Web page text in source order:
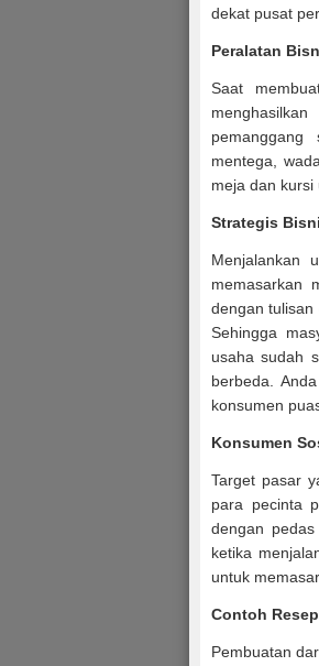
dekat pusat
Peralatan
Saat
mentega,
meja dan kursi
Strategis
Menjalankan
memasarkan
dengan
Sehingga
usaha sudah
berbeda.
konsumen
Konsumen
Target pasar
para pecinta
dengan
ketika
untuk
Contoh Resep
Pembuatan